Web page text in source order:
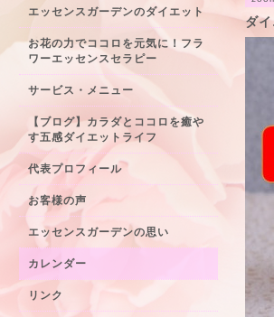
ダ
エッセンスガーデンのダイエット
お花の力でココロを元気に！フラ
ワーエッセンスセラピー
サービス・メニュー
【ブログ】カラダとココロを癒や
す五感ダイエットライフ
代表プロフィール
お客様の声
エッセンスガーデンの思い
カレンダー
リンク